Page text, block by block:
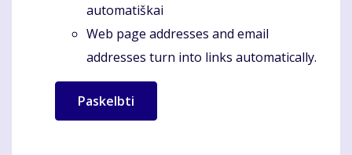
automatiškai
Web page addresses and email
addresses turn into links automatically.